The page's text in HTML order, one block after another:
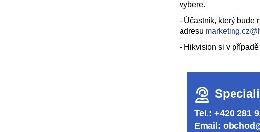
vybere.
- Účastník, který bude
adresu
- Hikvision si v
Tel.: +420 281
Email: